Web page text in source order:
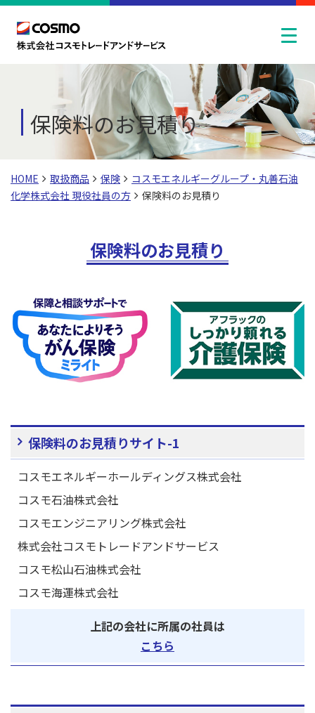
保険料のお見積り
HOME 取扱商品 保険
コスモエネルギーグループ・丸善石油
化学株式会社 現役社員の方
保険料のお見積り
保険料のお見積り
保険料のお見積りサイト-1
コスモエネルギーホールディングス株式会社
コスモ石油株式会社
コスモエンジニアリング株式会社
株式会社コスモトレードアンドサービス
コスモ松山石油株式会社
コスモ海運株式会社
上記の会社に所属の社員は
こちら